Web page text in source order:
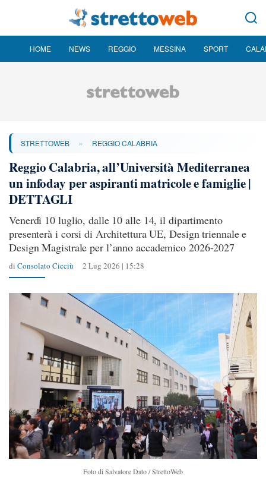
HOME NEWS REGGIO MESSINA SPORT
STRETTOWEB » REGGIO CALABRIA
Reggio Calabria, all’Università Mediterranea
un infoday per aspiranti matricole e famiglie |
DETTAGLI
Venerdì 10 luglio, dalle 10 alle 14, il dipartimento
presenterà i corsi di Architettura UE, Design triennale e
Design Magistrale per l’anno accademico 2026-2027
di Consolato Cicciù 2 Lug 2026 | 15:28
Foto di Salvatore Dato / StrettoWeb